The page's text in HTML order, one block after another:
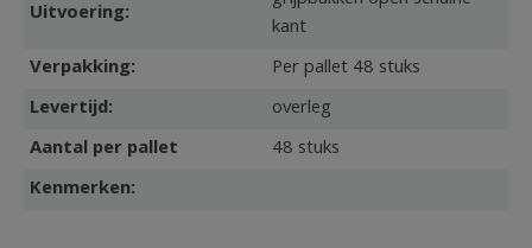
Uitvoering:
kant
Verpakking:
Per pallet 48 stuks
Levertijd:
overleg
Aantal per pallet
48 stuks
Kenmerken: